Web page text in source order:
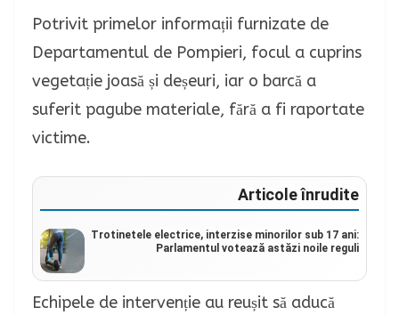
Potrivit primelor informații furnizate de
Departamentul de Pompieri, focul a cuprins
vegetație joasă și deșeuri, iar o barcă a
suferit pagube materiale, fără a fi raportate
victime.
Articole înrudite
Trotinetele electrice, interzise minorilor sub 17 ani:
Parlamentul votează astăzi noile reguli
Echipele de intervenție au reușit să aducă